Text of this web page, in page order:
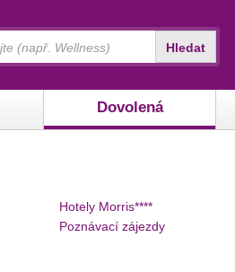
Dovolená
Hledat
Hotely Morris****
Poznávací zájezdy